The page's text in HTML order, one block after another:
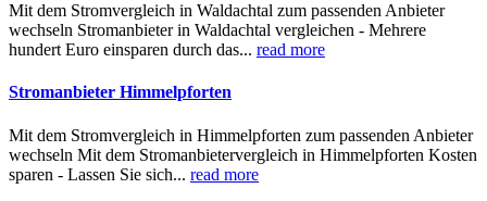
Mit dem Stromvergleich in Waldachtal zum passenden Anbieter
wechseln Stromanbieter in Waldachtal vergleichen - Mehrere
hundert Euro einsparen durch das... read more
Stromanbieter Himmelpforten
Mit dem Stromvergleich in Himmelpforten zum passenden Anbieter
wechseln Mit dem Stromanbietervergleich in Himmelpforten Kosten
sparen - Lassen Sie sich... read more